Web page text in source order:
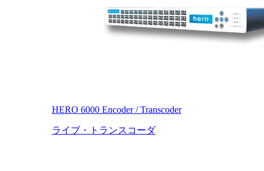
HERO 6000 Encoder / Transcoder
ライブ・トランスコーダ